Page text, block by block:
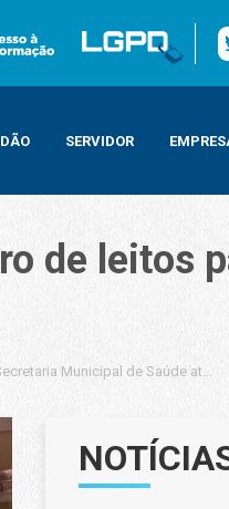
SERVIDOR
de leitos
Municipal de Saúde